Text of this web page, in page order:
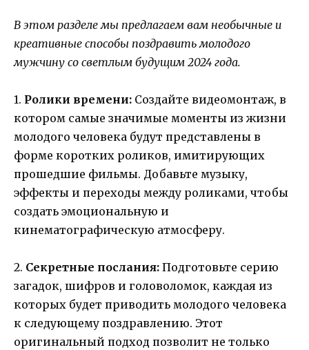
В этом разделе мы предлагаем вам необычные и
креативные способы поздравить молодого
мужчину со светлым будущим 2024 года.
1. Ролики времени: Создайте видеомонтаж, в
котором самые значимые моменты из жизни
молодого человека будут представлены в
форме коротких роликов, имитирующих
прошедшие фильмы. Добавьте музыку,
эффекты и переходы между роликами, чтобы
создать эмоциональную и
кинематографическую атмосферу.
2. Секретные послания: Подготовьте серию
загадок, шифров и головоломок, каждая из
которых будет приводить молодого человека
к следующему поздравлению. Этот
оригинальный подход позволит не только